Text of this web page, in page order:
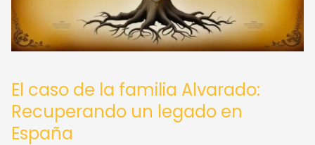
El caso de la familia Alvarado:
Recuperando un legado en
España